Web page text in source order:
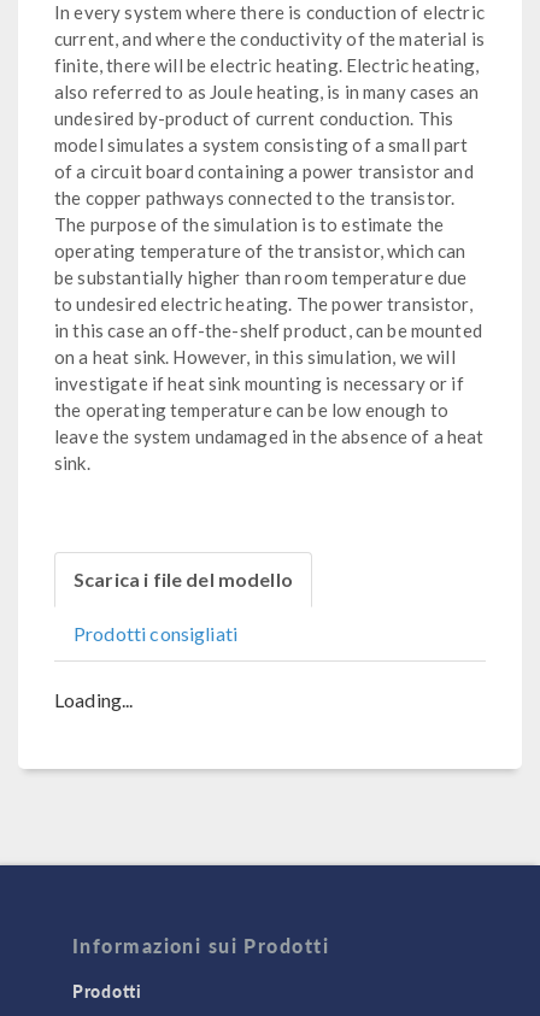
In every system where there is conduction of electric
current, and where the conductivity of the material is
finite, there will be electric heating. Electric heating,
also referred to as Joule heating, is in many cases an
undesired by-product of current conduction. This
model simulates a system consisting of a small part
of a circuit board containing a power transistor and
the copper pathways connected to the transistor.
The purpose of the simulation is to estimate the
operating temperature of the transistor, which can
be substantially higher than room temperature due
to undesired electric heating. The power transistor,
in this case an off-the-shelf product, can be mounted
on a heat sink. However, in this simulation, we will
investigate if heat sink mounting is necessary or if
the operating temperature can be low enough to
leave the system undamaged in the absence of a heat
sink.
Scarica i file del modello
Prodotti consigliati
Loading...
Informazioni sui Prodotti
Prodotti